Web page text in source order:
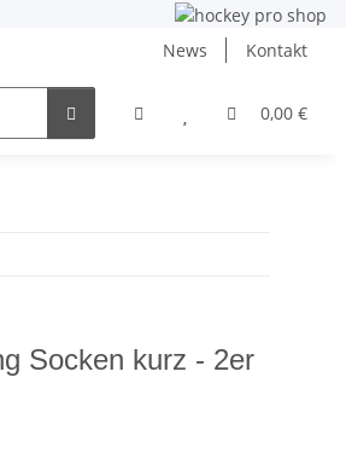
News Kontakt
0,00 €
NHL und DEB Angebote
Socken kurz - 2er